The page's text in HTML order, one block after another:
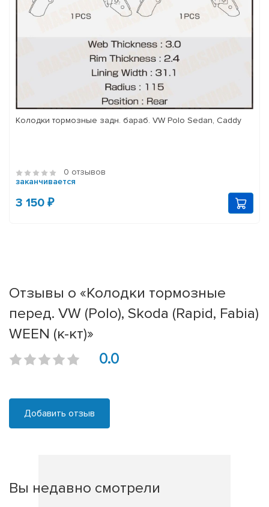
Колодки тормозные задн. бараб. VW Polo Sedan, Caddy
0 отзывов
заканчивается
3 150 ₽
Отзывы о «Колодки тормозные
перед. VW (Polo), Skoda (Rapid, Fabia)
WEEN (к-кт)»
0.0
Добавить отзыв
Вы недавно смотрели